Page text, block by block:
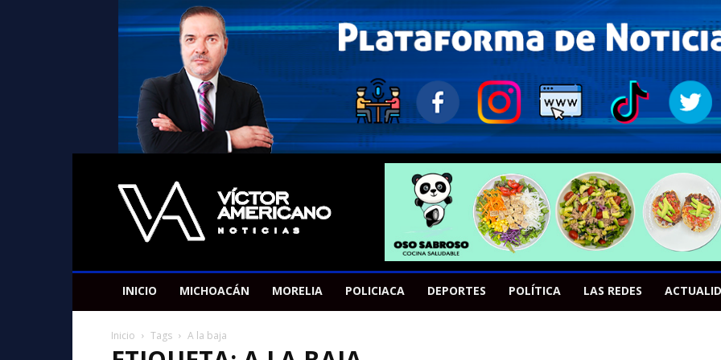
Americano
Victor
INICIO MICHOACÁN MORELIA POLICIACA DEPORTES POLÍTICA LAS REDES
Inicio Tags A la baja